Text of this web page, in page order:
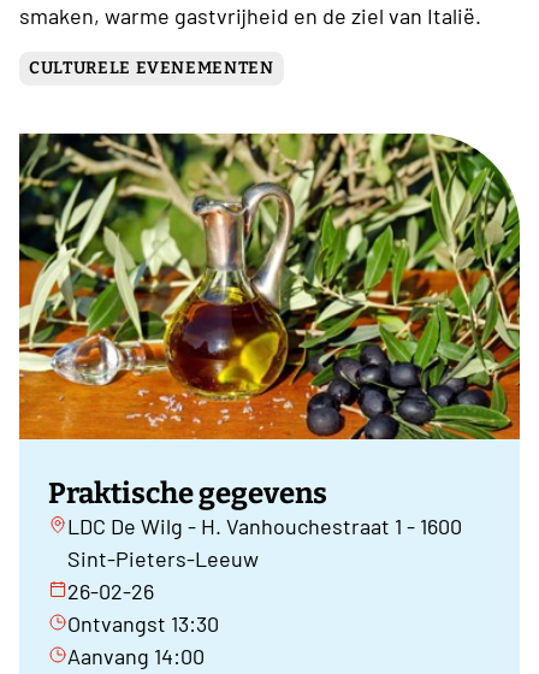
smaken, warme gastvrijheid en de ziel van Italië.
CULTURELE EVENEMENTEN
Praktische gegevens
LDC De Wilg - H. Vanhouchestraat 1 - 1600
Sint-Pieters-Leeuw
26-02-26
Ontvangst 13:30
Aanvang 14:00